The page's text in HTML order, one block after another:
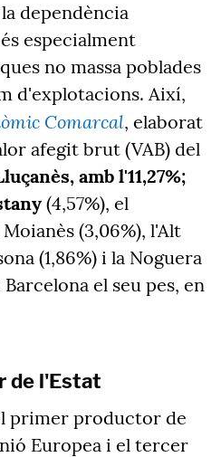
dependència
especialment
no massa poblades
d'explotacions. Així,
Comarcal, elaborat
afegit brut (VAB) del
amb l'11,27%;
(4,57%), el
(3,06%), l'Alt
(1,86%) i la Noguera
el seu pes, en
de l'Estat
primer productor de
Europea i el tercer